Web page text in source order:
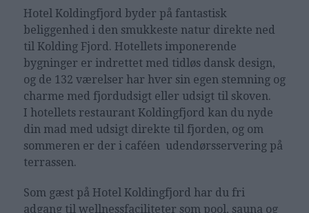
Hotel Koldingfjord byder på fantastisk
beliggenhed i den smukkeste natur direkte ned
til Kolding Fjord. Hotellets imponerende
bygninger er indrettet med tidløs dansk design,
og de 132 værelser har hver sin egen stemning og
charme med fjordudsigt eller udsigt til skoven.
I hotellets restaurant Koldingfjord kan du nyde
din mad med udsigt direkte til fjorden, og om
sommeren er der i caféen udendørsservering på
terrassen.
Som gæst på Hotel Koldingfjord har du fri
adgang til wellnessfaciliteter som pool, sauna og